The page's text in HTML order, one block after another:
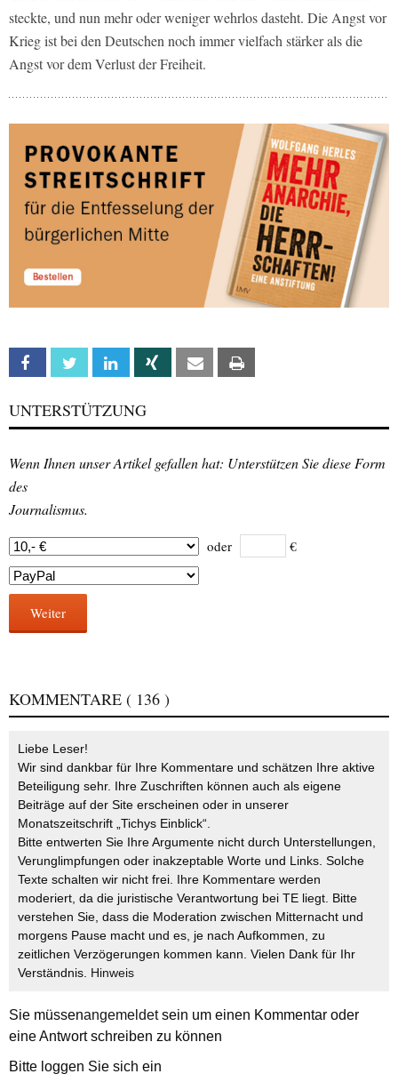
steckte, und nun mehr oder weniger wehrlos dasteht. Die Angst vor
Krieg ist bei den Deutschen noch immer vielfach stärker als die
Angst vor dem Verlust der Freiheit.
Facebook Twitter Linkedin Xing Email
UNTERSTÜTZUNG
Wenn Ihnen unser Artikel gefallen hat: Unterstützen Sie diese Form
des
Journalismus.
oder €
Weiter
KOMMENTARE ( 136 )
Liebe Leser!
Wir sind dankbar für Ihre Kommentare und schätzen Ihre aktive
Beteiligung sehr. Ihre Zuschriften können auch als eigene
Beiträge auf der Site erscheinen oder in unserer
Monatszeitschrift „Tichys Einblick“.
Bitte entwerten Sie Ihre Argumente nicht durch Unterstellungen,
Verunglimpfungen oder inakzeptable Worte und Links. Solche
Texte schalten wir nicht frei. Ihre Kommentare werden
moderiert, da die juristische Verantwortung bei TE liegt. Bitte
verstehen Sie, dass die Moderation zwischen Mitternacht und
morgens Pause macht und es, je nach Aufkommen, zu
zeitlichen Verzögerungen kommen kann. Vielen Dank für Ihr
Verständnis. Hinweis
Sie müssenangemeldetsein um einen Kommentar oder
eine Antwort schreiben zu können
Bitte loggen Sie sich ein